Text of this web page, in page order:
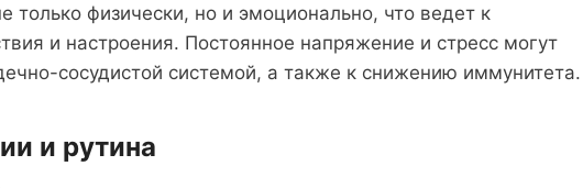
только физически, но и эмоционально, что ведет к
и настроения. Постоянное напряжение и стресс могут
сосудистой системой, а также к снижению иммунитета.
и рутина